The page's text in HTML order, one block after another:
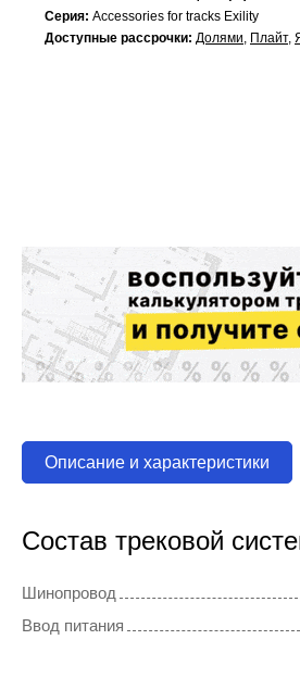
Серия: Accessories for tracks Exility
Доступные рассрочки: Долями, Плайт,
Описание и характеристики
Состав трековой
Шинопровод
Ввод питания